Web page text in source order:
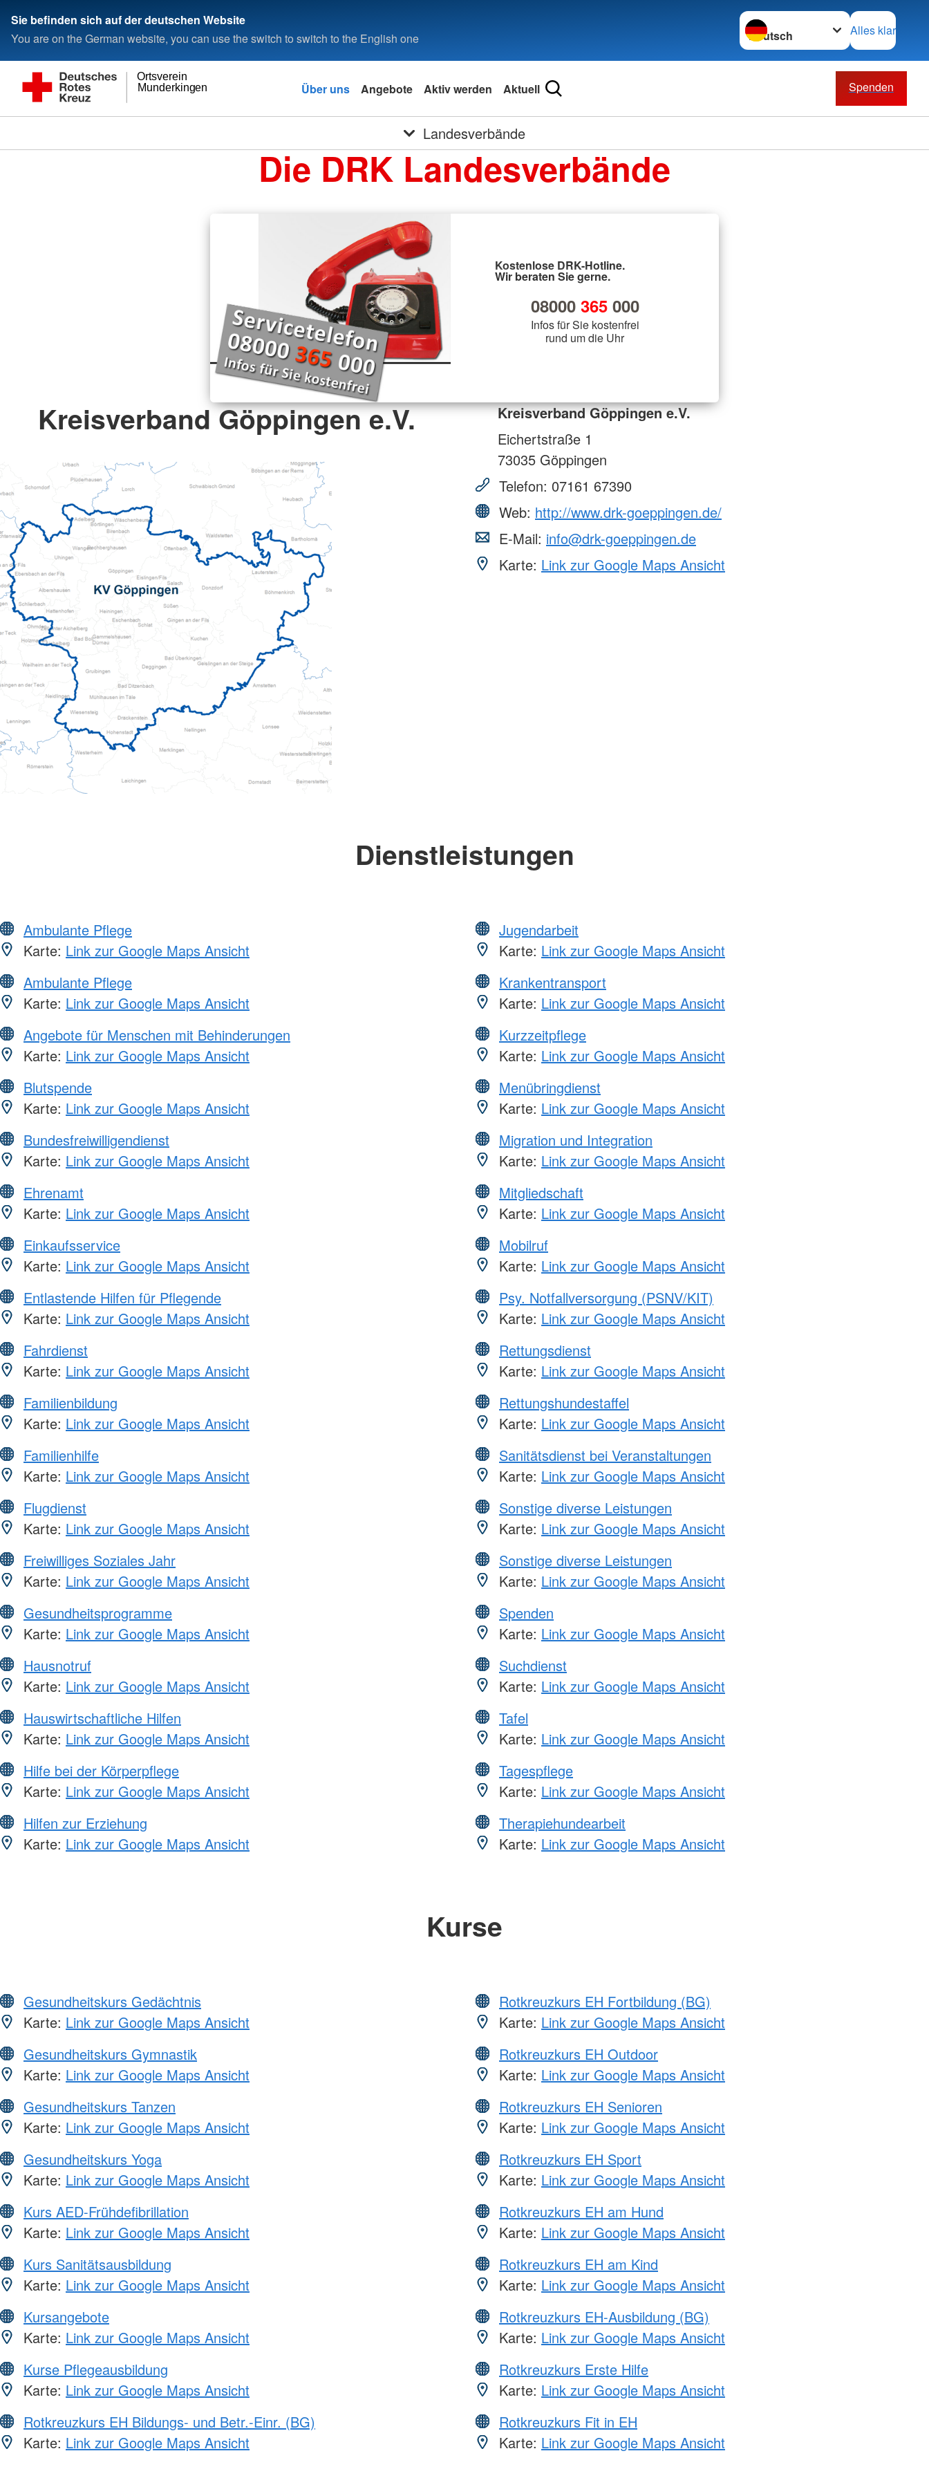
Sie befinden sich auf der deutschen Website
You are on the German website, you can use the switch to switch to the English one
Sprache wechseln zu
Alles klar
Munderkingen
Ortsverein
Über uns Angebote Aktiv werden Aktuell Spenden
Landesverbände
Die DRK Landesverbände
Kostenlose DRK-Hotline.
Wir beraten Sie gerne.
08000 365000
Infos für Sie kostenfrei
rund um die Uhr
Kreisverband Göppingen e.V.
Kreisverband Göppingen e.V.
Eichertstraße 1
73035 Göppingen
Telefon: 07161 67390
Web: http://www.drk-goeppingen.de/
E-Mail: info@drk-goeppingen.de
Karte: Link zur Google Maps Ansicht
Dienstleistungen
Ambulante Pflege
Karte: Link zur Google Maps Ansicht
Ambulante Pflege
Karte: Link zur Google Maps Ansicht
Angebote für Menschen mit Behinderungen
Karte: Link zur Google Maps Ansicht
Blutspende
Karte: Link zur Google Maps Ansicht
Bundesfreiwilligendienst
Karte: Link zur Google Maps Ansicht
Ehrenamt
Karte: Link zur Google Maps Ansicht
Einkaufsservice
Karte: Link zur Google Maps Ansicht
Entlastende Hilfen für Pflegende
Karte: Link zur Google Maps Ansicht
Fahrdienst
Karte: Link zur Google Maps Ansicht
Familienbildung
Karte: Link zur Google Maps Ansicht
Familienhilfe
Karte: Link zur Google Maps Ansicht
Flugdienst
Karte: Link zur Google Maps Ansicht
Freiwilliges Soziales Jahr
Karte: Link zur Google Maps Ansicht
Gesundheitsprogramme
Karte: Link zur Google Maps Ansicht
Hausnotruf
Karte: Link zur Google Maps Ansicht
Hauswirtschaftliche Hilfen
Karte: Link zur Google Maps Ansicht
Hilfe bei der Körperpflege
Karte: Link zur Google Maps Ansicht
Hilfen zur Erziehung
Karte: Link zur Google Maps Ansicht
Jugendarbeit
Karte: Link zur Google Maps Ansicht
Krankentransport
Karte: Link zur Google Maps Ansicht
Kurzzeitpflege
Karte: Link zur Google Maps Ansicht
Menübringdienst
Karte: Link zur Google Maps Ansicht
Migration und Integration
Karte: Link zur Google Maps Ansicht
Mitgliedschaft
Karte: Link zur Google Maps Ansicht
Mobilruf
Karte: Link zur Google Maps Ansicht
Psy. Notfallversorgung (PSNV/KIT)
Karte: Link zur Google Maps Ansicht
Rettungsdienst
Karte: Link zur Google Maps Ansicht
Rettungshundestaffel
Karte: Link zur Google Maps Ansicht
Sanitätsdienst bei Veranstaltungen
Karte: Link zur Google Maps Ansicht
Sonstige diverse Leistungen
Karte: Link zur Google Maps Ansicht
Sonstige diverse Leistungen
Karte: Link zur Google Maps Ansicht
Spenden
Karte: Link zur Google Maps Ansicht
Suchdienst
Karte: Link zur Google Maps Ansicht
Tafel
Karte: Link zur Google Maps Ansicht
Tagespflege
Karte: Link zur Google Maps Ansicht
Therapiehundearbeit
Karte: Link zur Google Maps Ansicht
Kurse
Gesundheitskurs Gedächtnis
Karte: Link zur Google Maps Ansicht
Gesundheitskurs Gymnastik
Karte: Link zur Google Maps Ansicht
Gesundheitskurs Tanzen
Karte: Link zur Google Maps Ansicht
Gesundheitskurs Yoga
Karte: Link zur Google Maps Ansicht
Kurs AED-Frühdefibrillation
Karte: Link zur Google Maps Ansicht
Kurs Sanitätsausbildung
Karte: Link zur Google Maps Ansicht
Kursangebote
Karte: Link zur Google Maps Ansicht
Kurse Pflegeausbildung
Karte: Link zur Google Maps Ansicht
Rotkreuzkurs EH Bildungs- und Betr.-Einr. (BG)
Karte: Link zur Google Maps Ansicht
Rotkreuzkurs EH Fortbildung (BG)
Karte: Link zur Google Maps Ansicht
Rotkreuzkurs EH Outdoor
Karte: Link zur Google Maps Ansicht
Rotkreuzkurs EH Senioren
Karte: Link zur Google Maps Ansicht
Rotkreuzkurs EH Sport
Karte: Link zur Google Maps Ansicht
Rotkreuzkurs EH am Hund
Karte: Link zur Google Maps Ansicht
Rotkreuzkurs EH am Kind
Karte: Link zur Google Maps Ansicht
Rotkreuzkurs EH-Ausbildung (BG)
Karte: Link zur Google Maps Ansicht
Rotkreuzkurs Erste Hilfe
Karte: Link zur Google Maps Ansicht
Rotkreuzkurs Fit in EH
Karte: Link zur Google Maps Ansicht